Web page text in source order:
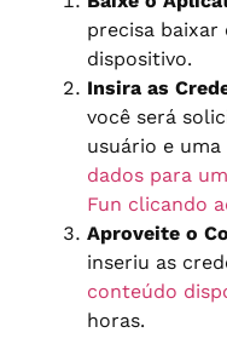
precisa baixar
dispositivo.
Insira as
você será
usuário e uma
dados para
Fun clicando
Aproveite o
inseriu as
conteúdo
horas.